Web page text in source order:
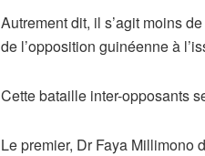
Autrement dit, il s’agit moins
de l’opposition guinéenne à
Cette bataille inter-opposants
Le premier, Dr Faya Millimono